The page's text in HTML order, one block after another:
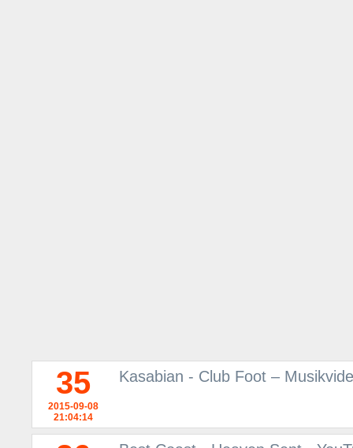
35
2015-09-08
21:04:14
Kasabian - Club Foot –